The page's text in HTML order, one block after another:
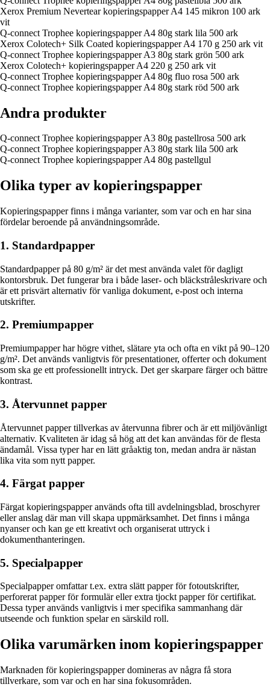
Xerox Premium Nevertear kopieringspapper A4 145 mikron 100 ark
vit
Q-connect Trophee kopieringspapper A4 80g stark lila 500 ark
Xerox Colotech+ Silk Coated kopieringspapper A4 170 g 250 ark vit
Q-connect Trophee kopieringspapper A3 80g stark grön 500 ark
Xerox Colotech+ kopieringspapper A4 220 g 250 ark vit
Q-connect Trophee kopieringspapper A4 80g fluo rosa 500 ark
Q-connect Trophee kopieringspapper A4 80g stark röd 500 ark
Andra produkter
Q-connect Trophee kopieringspapper A3 80g pastellrosa 500 ark
Q-connect Trophee kopieringspapper A3 80g stark lila 500 ark
Q-connect Trophee kopieringspapper A4 80g pastellgul
Olika typer av kopieringspapper
Kopieringspapper finns i många varianter, som var och en har sina
fördelar beroende på användningsområde.
1. Standardpapper
Standardpapper på 80 g/m² är det mest använda valet för dagligt
kontorsbruk. Det fungerar bra i både laser- och bläckstråleskrivare och
är ett prisvärt alternativ för vanliga dokument, e-post och interna
utskrifter.
2. Premiumpapper
Premiumpapper har högre vithet, slätare yta och ofta en vikt på 90–120
g/m². Det används vanligtvis för presentationer, offerter och dokument
som ska ge ett professionellt intryck. Det ger skarpare färger och bättre
kontrast.
3. Återvunnet papper
Återvunnet papper tillverkas av återvunna fibrer och är ett miljövänligt
alternativ. Kvaliteten är idag så hög att det kan användas för de flesta
ändamål. Vissa typer har en lätt gråaktig ton, medan andra är nästan
lika vita som nytt papper.
4. Färgat papper
Färgat kopieringspapper används ofta till avdelningsblad, broschyrer
eller anslag där man vill skapa uppmärksamhet. Det finns i många
nyanser och kan ge ett kreativt och organiserat uttryck i
dokumenthanteringen.
5. Specialpapper
Specialpapper omfattar t.ex. extra slätt papper för fotoutskrifter,
perforerat papper för formulär eller extra tjockt papper för certifikat.
Dessa typer används vanligtvis i mer specifika sammanhang där
utseende och funktion spelar en särskild roll.
Olika varumärken inom kopieringspapper
Marknaden för kopieringspapper domineras av några få stora
tillverkare, som var och en har sina fokusområden.